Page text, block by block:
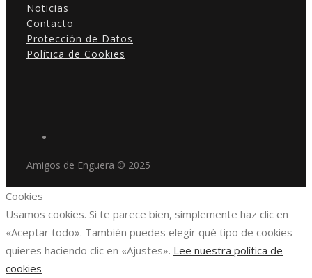
Noticias
Contacto
Protección de Datos
Política de Cookies
Amigos de Enguera © 2025
Cookies
Usamos cookies. Si te parece bien, simplemente haz clic en
«Aceptar todo». También puedes elegir qué tipo de cookies
quieres haciendo clic en «Ajustes». Lee nuestra política de
cookies